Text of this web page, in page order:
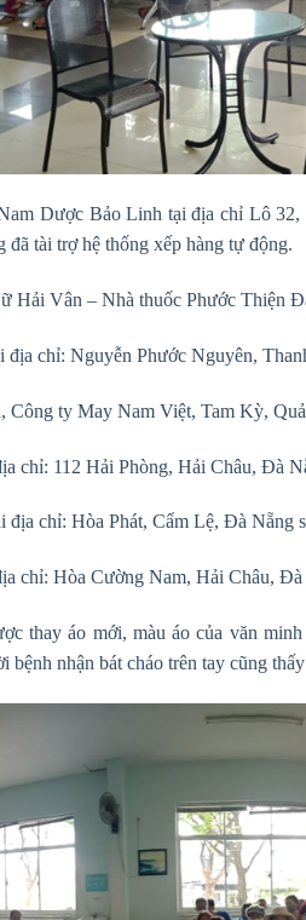
Dược Bảo Linh tại địa chỉ Lô
đã tài trợ hệ thống xếp hàng tự động.
Hải Vân – Nhà thuốc Phước Thiện
chỉ: Nguyễn Phước Nguyên,
Công ty May Nam Việt, Tam Kỳ,
chỉ: 112 Hải Phòng, Hải Châu, Đà
chỉ: Hòa Phát, Cẩm Lệ, Đà Nẵng
chỉ: Hòa Cường Nam, Hải Châu, Đà
thay áo mới, màu áo của văn
bệnh nhận bát cháo trên tay cũng